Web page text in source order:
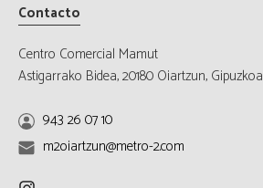
Contacto
Centro Comercial Mamut
Astigarrako Bidea, 20180 Oiartzun, Gipuzkoa
943 26 07 10
m2oiartzun@metro-2.com